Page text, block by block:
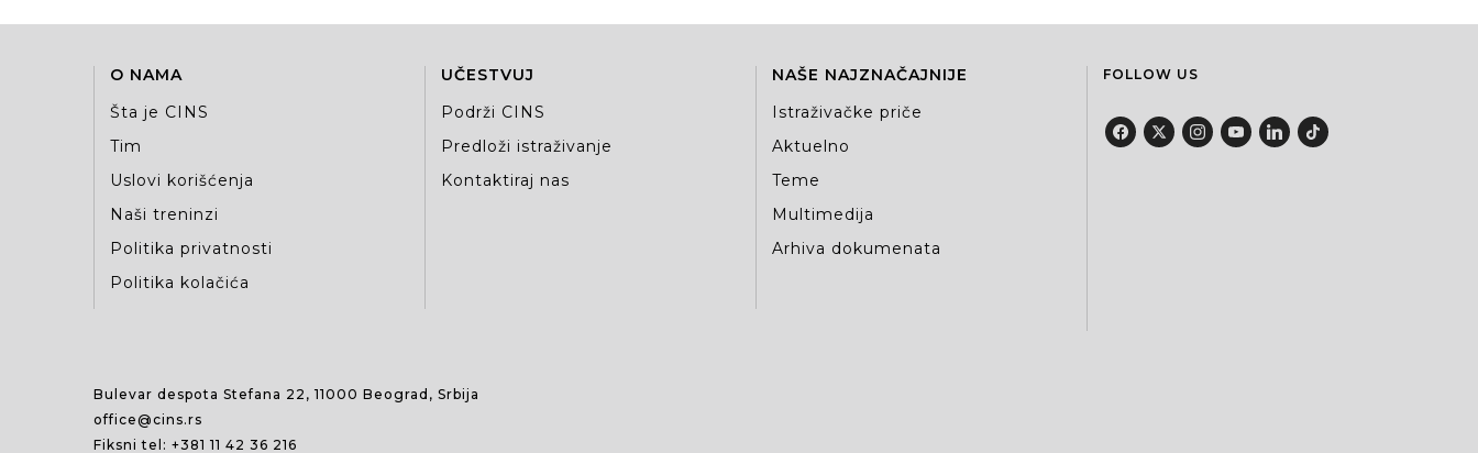
O NAMA
Šta je CINS
Tim
Uslovi korišćenja
Naši treninzi
Politika privatnosti
Politika kolačića
UČESTVUJ
Podrži CINS
Predloži istraživanje
Kontaktiraj nas
NAŠE NAJZNAČAJNIJE
Istraživačke priče
Aktuelno
Teme
Multimedija
Arhiva dokumenata
FOLLOW US
Bulevar despota Stefana 22, 11000 Beograd, Srbija
office@cins.rs
Fiksni tel: +381 11 42 36 216